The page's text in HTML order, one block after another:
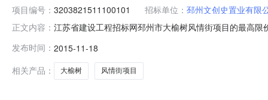
项目编号： 3203821511100101 招标单位： 邳州文创史置业有限
正文内容： 江苏省建设工程招标网邳州市大榆树风情街项目的最高
小查看
发布时间： 2015-11-18
相关产品：
大榆树 风情街项目